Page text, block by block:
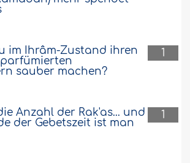
1
im Ihrâm-Zustand ihren
sauber machen?
1
Anzahl der Rak'as... und
der Gebetszeit ist man